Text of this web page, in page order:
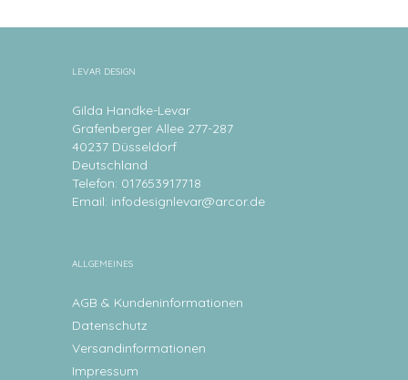
LEVAR DESIGN
Gilda Handke-Levar
Grafenberger Allee 277-287
40237 Düsseldorf
Deutschland
Telefon: 017653917718
Email: infodesignlevar@arcor.de
ALLGEMEINES
AGB & Kundeninformationen
Datenschutz
Versandinformationen
Impressum